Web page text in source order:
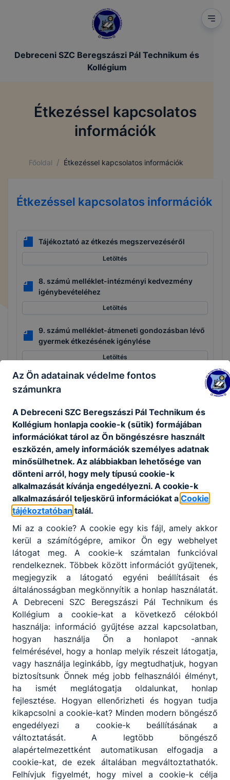
Debreceni SZC Beregszászi Pál Technikum és
Kollégium
Étkezéssel kapcsolatos
információk
Főoldal / Étkezéssel kapcsolatos információk
Étkezéssel kapcsolatos információk
Tájékoztató az étkezés megszervezéséről
Letöltés
8. számú melléklet-intézményi kedvezmény
igénybevételéhez
Letöltés
9. számú melléklet-átmeneti gondozásban lévő
gyermek étkezésének igénylése
Letöltés
Szülői/gondviselői nyilatkozat diétás
szolgáltatásról és a szolgáltatáshoz szükséges
Letöltés
Étkezést megrendelő nyomtatvány, hozzájáruló
nyilatkozat a személyes adatok kezeléséhez
Letöltés
Csoportos beszedési megbízás
Étkezés tartós, végleges lemondása
Letöltés
Partnereink
Az Ön adatainak védelme fontos
számunkra
A Debreceni SZC Beregszászi Pál Technikum és
Kollégium honlapja cookie-k (sütik) formájában
információkat tárol az Ön böngészésre használt
eszközén, amely információk személyes adatnak
minősülhetnek. Az alábbiakban lehetősége van
dönteni arról, hogy mely típusú cookie-k
alkalmazását kívánja engedélyezni. A cookie-k
alkalmazásáról teljeskörű információkat a Cookie
tájékoztatóban talál.
Mi az a cookie? A cookie egy kis fájl, amely akkor
kerül a számítógépre, amikor Ön egy webhelyet
látogat meg. A cookie-k számtalan funkcióval
rendelkeznek. Többek között információt gyűjtenek,
megjegyzik a látogató egyéni beállításait és
általánosságban megkönnyítik a honlap használatát.
A Debreceni SZC Beregszászi Pál Technikum és
Kollégium a cookie-kat a következő célokból
használja: információ gyűjtése azzal kapcsolatban,
hogyan használja Ön a honlapot -annak
felmérésével, hogy a honlap melyik részeit látogatja,
vagy használja leginkább, így megtudhatjuk, hogyan
biztosítsunk Önnek még jobb felhasználói élményt,
ha ismét meglátogatja oldalunkat, honlap
fejlesztése. Hogyan ellenőrizheti és hogyan tudja
kikapcsolni a cookie-kat? Minden modern böngésző
engedélyezi a cookie-k beállításának a
változtatását. A legtöbb böngésző
alapértelmezettként automatikusan elfogadja a
cookie-kat, de ezek általában megváltoztathatók.
Felhívjuk figyelmét, hogy mivel a cookie-k célja